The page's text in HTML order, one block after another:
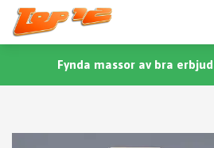
Fynda massor av bra